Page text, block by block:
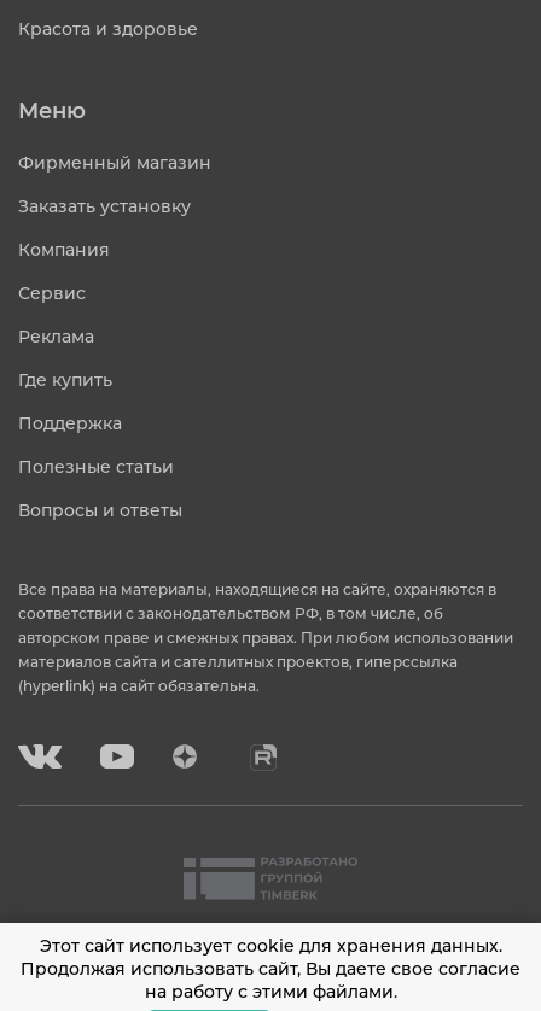
Красота и здоровье
Меню
Фирменный магазин
Заказать установку
Компания
Сервис
Реклама
Где купить
Поддержка
Полезные статьи
Вопросы и ответы
Все права на материалы, находящиеся на сайте, охраняются в
соответствии с законодательством РФ, в том числе, об
авторском праве и смежных правах. При любом использовании
материалов сайта и сателлитных проектов, гиперссылка
(hyperlink) на сайт обязательна.
2001 - 2026 © Timberk
Этот сайт использует cookie для хранения данных.
Продолжая использовать сайт, Вы даете свое согласие
на работу с этими файлами.